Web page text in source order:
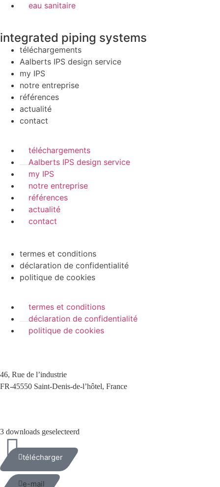
eau sanitaire
integrated piping systems
téléchargements
Aalberts IPS design service
my IPS
notre entreprise
références
actualité
contact
téléchargements
Aalberts IPS design service
my IPS
notre entreprise
références
actualité
contact
termes et conditions
déclaration de confidentialité
politique de cookies
termes et conditions
déclaration de confidentialité
politique de cookies
46, Rue de l’industrie
FR-45550 Saint-Denis-de-l’hôtel, France
3 downloads geselecteerd
télécharger
e-mail